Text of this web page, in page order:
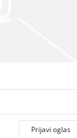
Prijavi oglas